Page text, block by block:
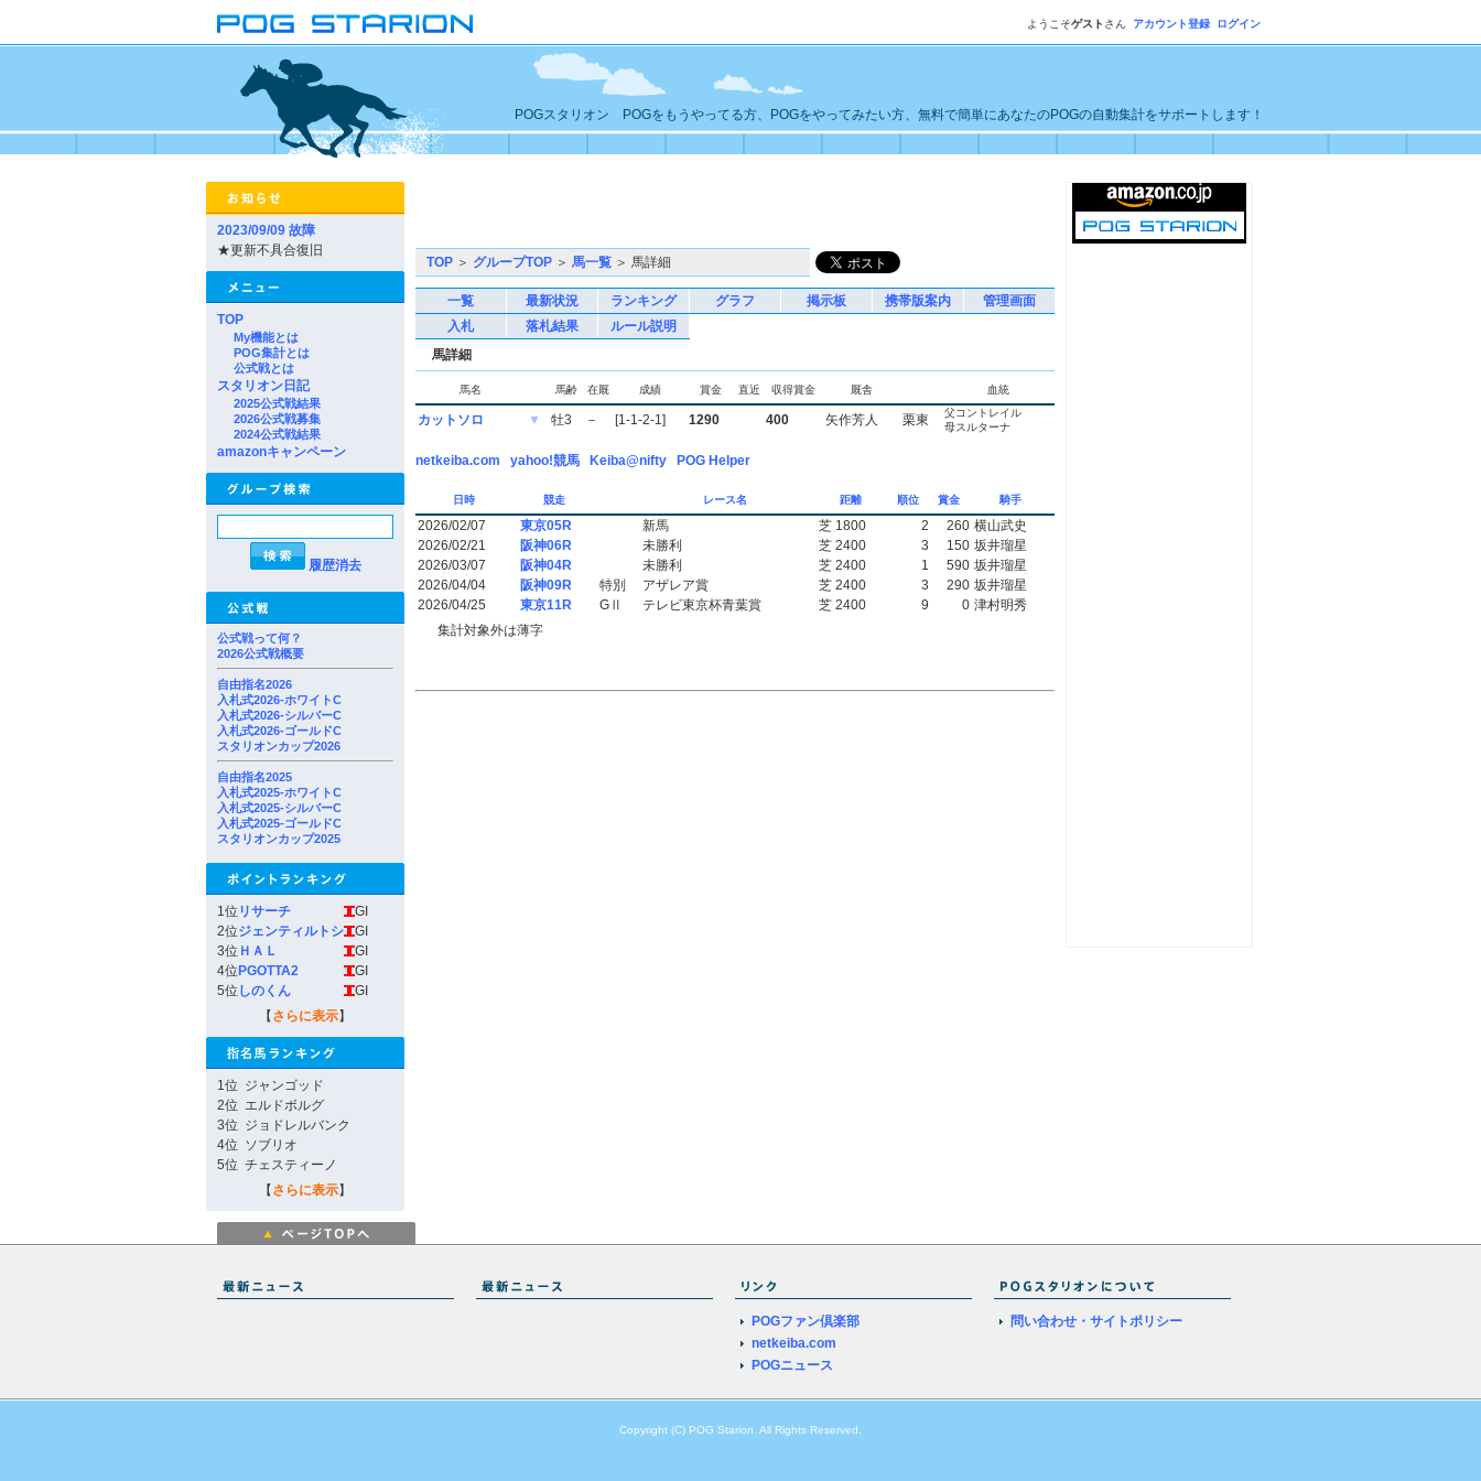
ようこそゲスト さん アカウント登録 ログイン
POGスタリオン POGをもうやってる方、POGをやってみたい方、無料で簡単にあなたのPOGの自動集計をサポートします！
2023/09/09 故障
★更新不具合復旧
TOP
My機能とは
POG集計とは
公式戦とは
スタリオン日記
2025公式戦結果
2026公式戦募集
2024公式戦結果
amazonキャンペーン
履歴消去
公式戦って何？
2026公式戦概要
自由指名2026
入札式2026-ホワイトC
入札式2026-シルバーC
入札式2026-ゴールドC
スタリオンカップ2026
自由指名2025
入札式2025-ホワイトC
入札式2025-シルバーC
入札式2025-ゴールドC
スタリオンカップ2025
1位 リサーチ
GI
2位ジェンティルトシ
GI
3位 ＨＡＬ
GI
4位 PGOTTA2
GI
5位 しのくん
GI
【 さらに表示】
1位 ジャンゴッド
2位 エルドボルグ
3位 ジョドレルバンク
4位 ソブリオ
5位 チェスティーノ
【 さらに表示】
TOP ＞ グループTOP ＞ 馬一覧 ＞ 馬詳細
一覧 最新状況 ランキング グラフ 掲示板 携帯版案内
管理画面
入札
落札結果
ルール説明
馬詳細
馬名 馬齢 在厩 成績 賞金 直近 収得賞金 厩舎 血統
カットソロ ▼ 牡3 － [1-1-2-1] 1290 400 矢作芳人 栗東
父コントレイル
母スルターナ
netkeiba.com yahoo!競馬 Keiba@nifty POG Helper
日時 競走 レース名 距離 順位 賞金 騎手
2026/02/07 東京05R 新馬 芝 1800 2 260 横山武史
2026/02/21
阪神06R 未勝利 芝 2400 3 150 坂井瑠星
2026/03/07
阪神04R 未勝利 芝 2400 1 590 坂井瑠星
2026/04/04
阪神09R 特別 アザレア賞 芝 2400 3 290 坂井瑠星
2026/04/25
東京11R GⅡ テレビ東京杯青葉賞 芝 2400 9 0 津村明秀
集計対象外は薄字
POGファン倶楽部
netkeiba.com
POGニュース
問い合わせ・サイトポリシー
Copyright (C) POG Starion. All Rights Reserved.